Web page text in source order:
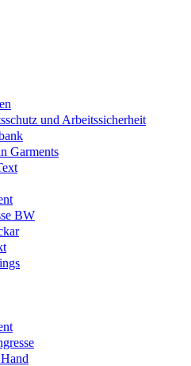
und Arbeitssicherheit
Garments
BW